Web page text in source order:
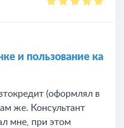
и пользование ка
(оформлял в
же. Консультант
мне, при этом